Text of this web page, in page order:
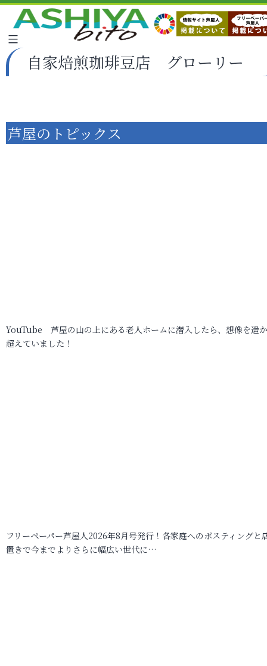
自家焙煎珈琲豆店 グローリー
芦屋のトピックス
YouTube 芦屋の山の上にある老人ホームに潜入したら、想像を遥
超えていました！
フリーペーパー芦屋人2026年8月号発行！各家庭へのポスティングと
置きで今までよりさらに幅広い世代に…